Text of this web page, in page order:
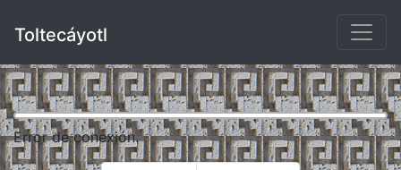
Toltecáyotl
Error de conexión.